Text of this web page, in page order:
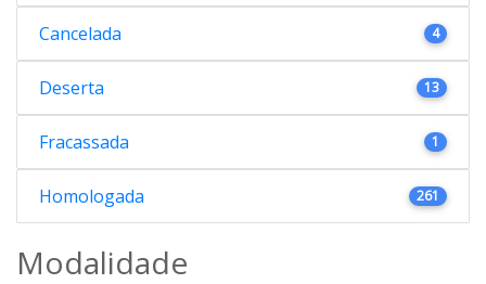
Cancelada 4
Deserta 13
Fracassada 1
Homologada 261
Modalidade